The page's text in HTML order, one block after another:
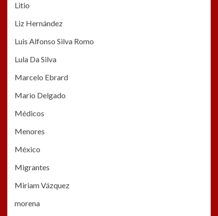
Litio
Liz Hernández
Luis Alfonso Silva Romo
Lula Da Silva
Marcelo Ebrard
Mario Delgado
Médicos
Menores
México
Migrantes
Miriam Vázquez
morena